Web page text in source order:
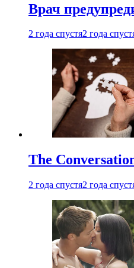
Врач
2 года спустя2 года
The
2 года спустя2 года